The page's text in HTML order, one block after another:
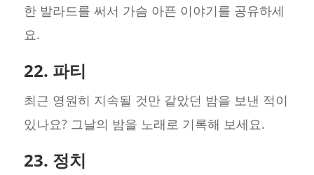
한 발라드를 써서 가슴 아픈 이야기를 공유하세
요.
22. 파티
최근 영원히 지속될 것만 같았던 밤을 보낸 적이
있나요? 그날의 밤을 노래로 기록해 보세요.
23. 정치